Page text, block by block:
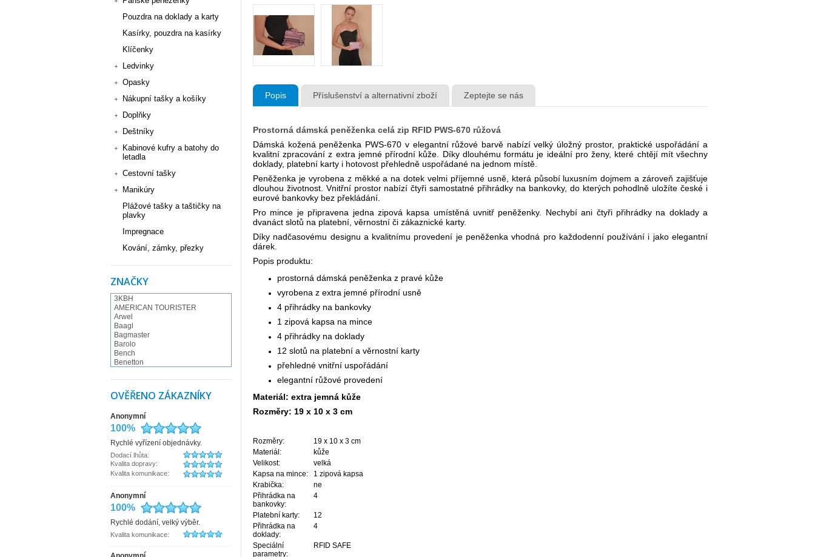
Popis Příslušenství a alternativní zboží Zeptejte se nás
Prostorná dámská peněženka celá zip RFID PWS-670 růžová
Dámská kožená peněženka PWS-670 v elegantní růžové barvě nabízí velký úložný prostor, praktické uspořádání a
kvalitní zpracování z extra jemné přírodní kůže. Díky dlouhému formátu je ideální pro ženy, které chtějí mít všechny
doklady, platební karty i hotovost přehledně uspořádané na jednom místě.
Peněženka je vyrobena z měkké a na dotek velmi příjemné usně, která působí luxusním dojmem a zároveň zajišťuje
dlouhou životnost. Vnitřní prostor nabízí čtyři samostatné přihrádky na bankovky, do kterých pohodlně uložíte české i
eurové bankovky bez překládání.
Pro mince je připravena jedna zipová kapsa umístěná uvnitř peněženky. Nechybí ani čtyři přihrádky na doklady a
dvanáct slotů na platební, věrnostní či zákaznické karty.
Díky nadčasovému designu a kvalitnímu provedení je peněženka vhodná pro každodenní používání i jako elegantní
dárek.
Popis produktu:
prostorná dámská peněženka z pravé kůže
vyrobena z extra jemné přírodní usně
4 přihrádky na bankovky
1 zipová kapsa na mince
4 přihrádky na doklady
12 slotů na platební a věrnostní karty
přehledné vnitřní uspořádání
elegantní růžové provedení
Materiál: extra jemná kůže
Rozměry: 19 x 10 x 3 cm
Rozměry:
19 x 10 x 3 cm
Materiál:
kůže
Velikost:
velká
Kapsa na mince:
1 zipová kapsa
Krabička:
ne
Přihrádka na
bankovky:
4
Platební karty:
12
Přihrádka na
doklady:
4
Speciální
parametry:
RFID SAFE
Pouzdra na doklady a karty
Kasírky, pouzdra na kasírky
Klíčenky
Ledvinky
Opasky
Nákupní tašky a košíky
Doplňky
Deštníky
Kabinové kufry a batohy do
letadla
Cestovní tašky
Manikúry
Plážové tašky a taštičky na
plavky
Impregnace
Kování, zámky, přezky
ZNAČKY
3KBH
AMERICAN TOURISTER
Arwel
Baagl
Bagmaster
Barolo
Bench
Benetton
BestWay - Fabrizio
BLACK HAND
Braun Büffel
Camel Active
Cappelletti
CATERPILLAR
CHARM LONDON
Charmel
Collonil
Coocazoo
COOL
Cosset
Česká výroba
d&n
debbi
derby
dn-lederwaren
OVĚŘENO ZÁKAZNÍKY
Anonymní
100%
Rychlé vyřízení objednávky.
Dodací lhůta:
Kvalita dopravy:
Kvalita komunikace:
Anonymní
100%
Rychlé dodání, velký výběr.
Kvalita komunikace: